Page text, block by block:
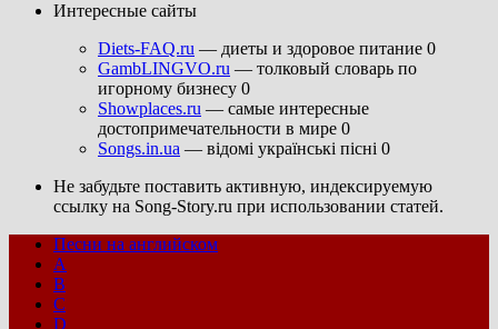
Интересные сайты
Diets-FAQ.ru — диеты и здоровое питание 0
GambLINGVO.ru — толковый словарь по
игорному бизнесу 0
Showplaces.ru — самые интересные
достопримечательности в мире 0
Songs.in.ua — відомі українські пісні 0
Не забудьте поставить активную, индексируемую
ссылку на Song-Story.ru при использовании статей.
Песни на английском
A
B
C
D